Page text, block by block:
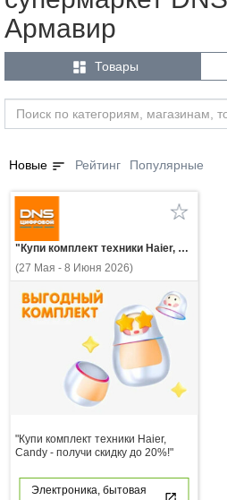
Армавир
 Товары
Новые sort Рейтинг Популярные
"Купи комплект техники Haier, Candy - получи скидку до 20%!"
(27 Мая - 8 Июня 2026)
"Купи комплект техники Haier,
Candy - получи скидку до 20%!"
Электроника, бытовая